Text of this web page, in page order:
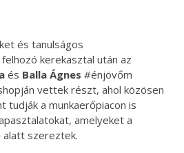
és tanulságos
kerekasztal után az
és Balla Ágnes #énjövőm
vettek részt, ahol közösen
tudják a munkaerőpiacon is
amelyeket a
szereztek.